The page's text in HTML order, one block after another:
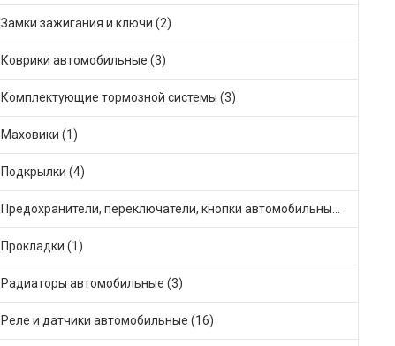
Замки зажигания и ключи (2)
Коврики автомобильные (3)
Комплектующие тормозной системы (3)
Маховики (1)
Подкрылки (4)
Предохранители, переключатели, кнопки автомобильные (24)
Прокладки (1)
Радиаторы автомобильные (3)
Реле и датчики автомобильные (16)